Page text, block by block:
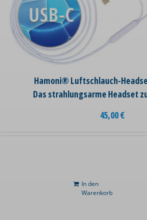
Hamoni® Luftschlauch-
Das strahlungsarme Headset
45,00€
In den
Warenkorb